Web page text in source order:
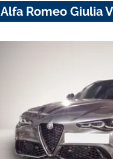
Alfa Romeo Giulia